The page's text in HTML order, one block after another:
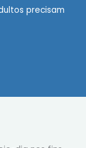
precisam